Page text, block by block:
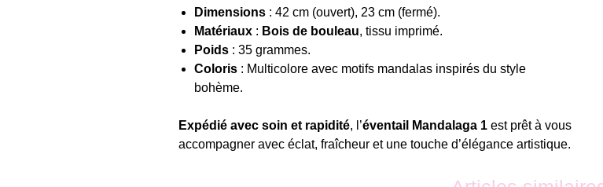
Dimensions : 42 cm (ouvert), 23 cm (fermé).
Matériaux : Bois de bouleau, tissu imprimé.
Poids : 35 grammes.
Coloris : Multicolore avec motifs mandalas inspirés du style
bohème.
Expédié avec soin et rapidité, l’éventail Mandalaga 1 est prêt à vous
accompagner avec éclat, fraîcheur et une touche d’élégance artistique.